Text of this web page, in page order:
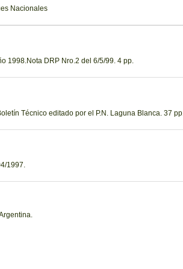
Nacionales
1998.Nota DRP Nro.2 del 6/5/99. 4 pp.
Técnico editado por el P.N. Laguna Blanca. 37 pp.
1997.